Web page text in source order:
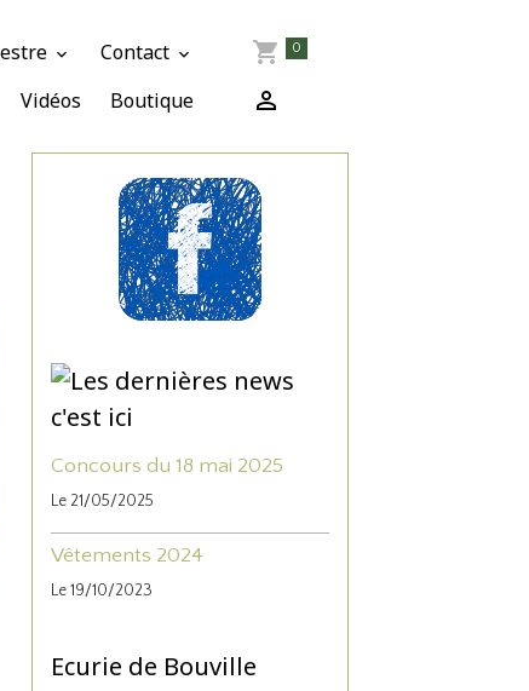
Contact
Vidéos Boutique
0
Concours du 18 mai 2025
Le 21/05/2025
Vêtements 2024
Le 19/10/2023
Ecurie de Bouville